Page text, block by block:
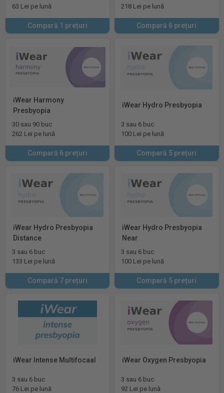
63 Lei pe lună
Compară 1 prețuri
218 Lei pe lună
Compară 6 prețuri
iWear Harmony
Presbyopia
30 sau 90 buc
262 Lei pe lună
Compară 6 prețuri
iWear Hydro Presbyopia
3 sau 6 buc
100 Lei pe lună
Compară 5 prețuri
iWear Hydro Presbyopia
Distance
3 sau 6 buc
133 Lei pe lună
Compară 7 prețuri
iWear Hydro Presbyopia
Near
3 sau 6 buc
100 Lei pe lună
Compară 5 prețuri
iWear Intense Multifocaal
3 sau 6 buc
76 Lei pe lună
iWear Oxygen Presbyopia
3 sau 6 buc
92 Lei pe lună